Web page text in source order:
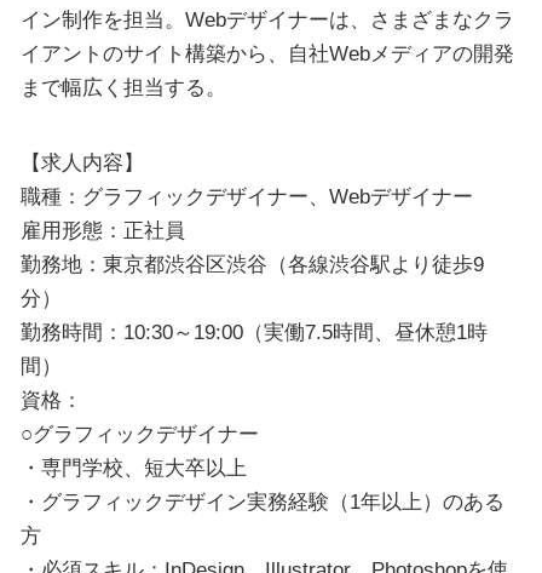
イン制作を担当。Webデザイナーは、さまざまなクラ
イアントのサイト構築から、自社Webメディアの開発
まで幅広く担当する。
【求人内容】
職種：グラフィックデザイナー、Webデザイナー
雇用形態：正社員
勤務地：東京都渋谷区渋谷（各線渋谷駅より徒歩9
分）
勤務時間：10:30～19:00（実働7.5時間、昼休憩1時
間）
資格：
○グラフィックデザイナー
・専門学校、短大卒以上
・グラフィックデザイン実務経験（1年以上）のある
方